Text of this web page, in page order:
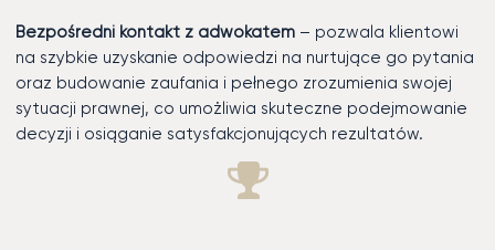
Bezpośredni kontakt z adwokatem – pozwala klientowi
na szybkie uzyskanie odpowiedzi na nurtujące go pytania
oraz budowanie zaufania i pełnego zrozumienia swojej
sytuacji prawnej, co umożliwia skuteczne podejmowanie
decyzji i osiąganie satysfakcjonujących rezultatów.